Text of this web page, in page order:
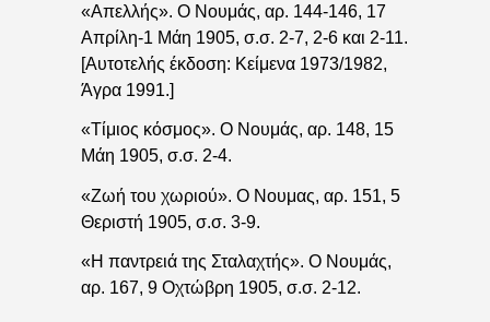
«Απελλής». Ο Νουμάς, αρ. 144-146, 17
Απρίλη-1 Μάη 1905, σ.σ. 2-7, 2-6 και 2-11.
[Αυτοτελής έκδοση: Κείμενα 1973/1982,
Άγρα 1991.]
«Τίμιος κόσμος». Ο Νουμάς, αρ. 148, 15
Μάη 1905, σ.σ. 2-4.
«Ζωή του χωριού». Ο Νουμας, αρ. 151, 5
Θεριστή 1905, σ.σ. 3-9.
«Η παντρειά της Σταλαχτής». Ο Νουμάς,
αρ. 167, 9 Οχτώβρη 1905, σ.σ. 2-12.